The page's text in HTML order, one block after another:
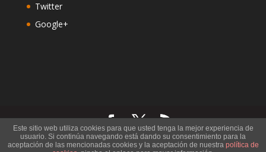
Twitter
Google+
©Notario Francisco Rosales. Todos los derechos
Este sitio web utiliza cookies para que usted tenga la mejor experiencia de
usuario. Si continúa navegando está dando su consentimiento para la
aceptación de las mencionadas cookies y la aceptación de nuestra política de